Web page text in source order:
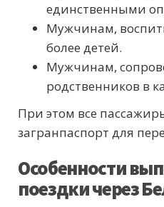
единственными
Мужчинам,
более детей.
Мужчинам,
родственников в
При этом все
загранпаспорт для
Особенности
поездки через